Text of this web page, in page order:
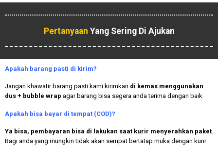
Pertanyaan Yang Sering Di Ajukan
Apakah barang pasti di kirim?
Jangan khawatir barang pasti kami kirimkan di kemas menggunakan
dus + bubble wrap agar barang bisa segera anda terima dengan baik
Apakah bisa bayar di tempat (COD)?
Ya bisa, pembayaran bisa di lakukan saat kurir menyerahkan paket
Bagi anda yang mungkin tidak akan sempat bertatap muka dengan kurir